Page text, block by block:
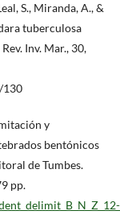
S., Miranda, A., &
tuberculosa
Inv. Mar., 30,
130
y
bentónicos
de Tumbes.
pp.